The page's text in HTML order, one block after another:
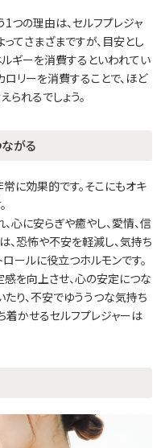
つの理由は、セルフプレジャ
てさまざまですが、目安とし
ギーを消費するといわれてい
ロリーを消費することで、ほど
られるでしょう。
がる
に効果的です。そこにもオキ
心に安らぎや癒やし、愛情、信
、恐怖や不安を軽減し、気持ち
ールに役立つホルモンです。
を向上させ、心の安定につな
たり、不安でゆううつな気持ち
着かせるセルフプレジャーは